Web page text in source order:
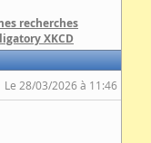
recherches
XKCD
Le 28/03/2026 à 11:46